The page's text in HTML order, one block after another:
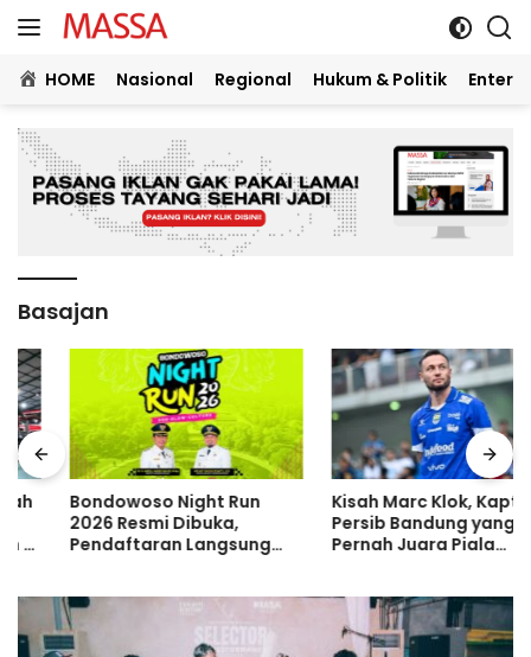
Langsung
ke
konten
HOME Nasional Regional Hukum & Politik
Basajan
Bondowoso Night Run
2026 Resmi Dibuka,
Pendaftaran Langsung
Kisah Marc Klok, Kapten
Persib Bandung yang
Pernah Juara Piala